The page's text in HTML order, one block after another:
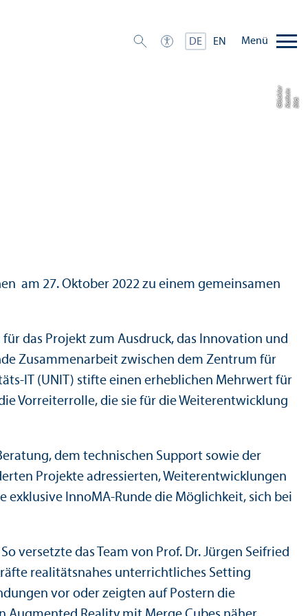
DE EN Menü
Bil
d:
K
a
t
h
ri
nGl
ü
c
kl
e
r
am 27. Oktober 2022 zu einem gemeinsamen
das Projekt zum Ausdruck, das Innovation und
Zusammenarbeit zwischen dem Zentrum für
IT (UNIT) stifte einen erheblichen Mehrwert für
Vorreiterrolle, die sie für die Weiter­entwicklung
dem technischen Support sowie der
Projekte adressierten, Weiter­entwicklungen
exklusive InnoMA-Runde die Möglichkeit, sich bei
versetzte das Team von Prof. Dr. Jürgen Seifried
realitätsnahes unter­richtliches Setting
vor oder zeigten auf Postern die